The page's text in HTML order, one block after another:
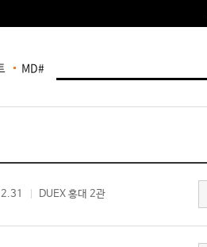
MD#
DUEX 홍대 2관